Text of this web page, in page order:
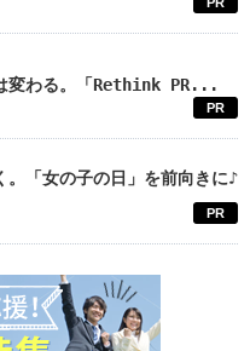
変わる。「Rethink PR...
PR
。「女の子の日」を前向きに♪
PR